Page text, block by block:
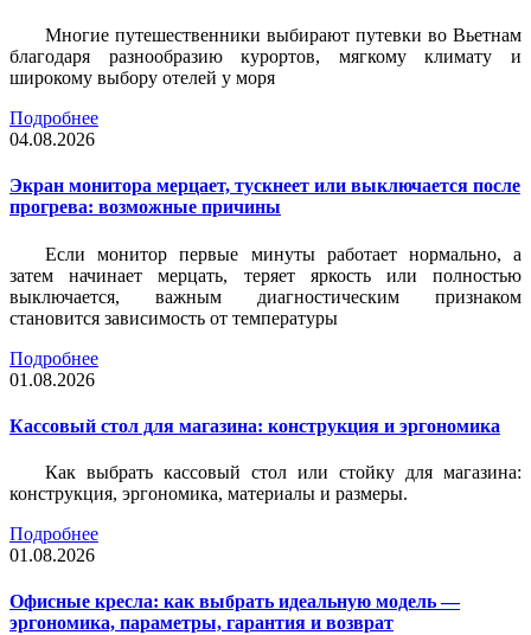
Многие путешественники выбирают путевки во Вьетнам
благодаря разнообразию курортов, мягкому климату и
широкому выбору отелей у моря
Подробнее
04.08.2026
Экран монитора мерцает, тускнеет или выключается после
прогрева: возможные причины
Если монитор первые минуты работает нормально, а
затем начинает мерцать, теряет яркость или полностью
выключается, важным диагностическим признаком
становится зависимость от температуры
Подробнее
01.08.2026
Кассовый стол для магазина: конструкция и эргономика
Как выбрать кассовый стол или стойку для магазина:
конструкция, эргономика, материалы и размеры.
Подробнее
01.08.2026
Офисные кресла: как выбрать идеальную модель —
эргономика, параметры, гарантия и возврат